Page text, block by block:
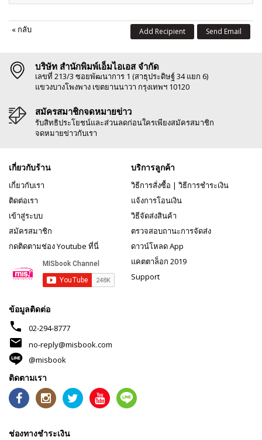
« กลับ Send Email
Add Recipient
บริษัท สำนักพิมพ์เอ็มไอเอส จำกัด
เลขที่ 213/3 ซอยพัฒนาการ 1 (สาธุประดิษฐ์ 34 แยก 6)
แขวงบางโพงพาง เขตยานนาวา กรุงเทพฯ 10120
สมัครสมาชิกจดหมายข่าว
รับสิทธิประโยชน์และส่วนลดก่อนใครเพียงสมัครสมาชิก
จดหมายข่าวกับเรา
เกี่ยวกับร้าน
เกี่ยวกับเรา
ติดต่อเรา
เข้าสู่ระบบ
สมัครสมาชิก
กดติดตามช่อง Youtube ที่นี่
บริการลูกค้า
วิธีการสั่งซื้อ | วิธีการชำระเงิน
แจ้งการโอนเงิน
วิธีจัดส่งสินค้า
ตรวจสอบถานะการจัดส่ง
ดาวน์โหลด App
แคตตาล็อก 2019
Support
ข้อมูลติดต่อ
phone 02-294-8777
mail
no-reply@misbook.com
@misbook
ติดตามเรา
ช่องทางชำระเงิน